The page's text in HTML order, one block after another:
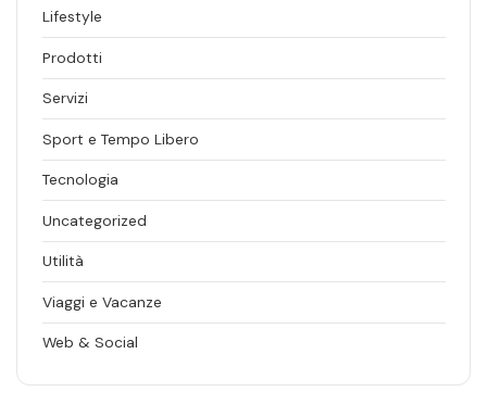
Lifestyle
Prodotti
Servizi
Sport e Tempo Libero
Tecnologia
Uncategorized
Utilità
Viaggi e Vacanze
Web & Social